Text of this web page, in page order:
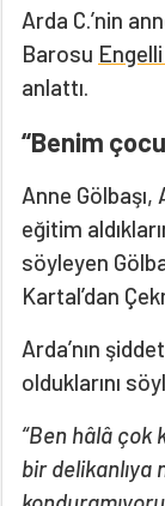
Arda C.’nin
Barosu
anlattı.
“Benim
Anne Gölbaşı,
eğitim
söyleyen
Kartal’dan
Arda’nın
olduklarını
“Ben hâlâ çok
bir delikanlıya